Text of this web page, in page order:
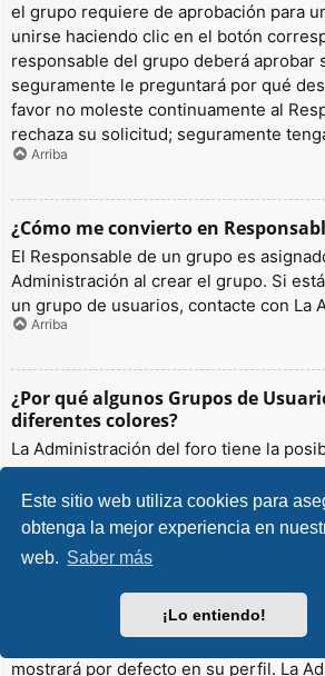
Este sitio web utiliza cookies para
obtenga la mejor experiencia en
web. Saber más
¡Lo entiendo!
el grupo requiere de aprobación para
unirse haciendo clic en el botón
responsable del grupo deberá aprobar
seguramente le preguntará por qué
favor no moleste continuamente al
rechaza su solicitud; seguramente
Arriba
¿Cómo me convierto en
El Responsable de un grupo es
Administración al crear el grupo. Si
un grupo de usuarios, contacte con La
Arriba
¿Por qué algunos Grupos de
diferentes colores?
La Administración del foro tiene la
color a los usuarios de un grupo para
identificación.
Arriba
¿Qué es un “Grupo de Usuarios
Si es miembro de más de un grupo
“predeterminado” para determinar
mostrará por defecto en su perfil. La